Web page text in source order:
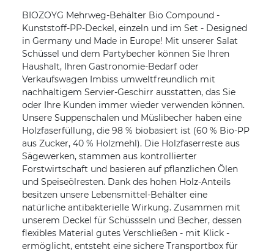
BIOZOYG Mehrweg-Behälter Bio Compound -
Kunststoff-PP-Deckel, einzeln und im Set - Designed
in Germany und Made in Europe! Mit unserer Salat
Schüssel und dem Partybecher können Sie Ihren
Haushalt, Ihren Gastronomie-Bedarf oder
Verkaufswagen Imbiss umweltfreundlich mit
nachhaltigem Servier-Geschirr ausstatten, das Sie
oder Ihre Kunden immer wieder verwenden können.
Unsere Suppenschalen und Müslibecher haben eine
Holzfaserfüllung, die 98 % biobasiert ist (60 % Bio-PP
aus Zucker, 40 % Holzmehl). Die Holzfaserreste aus
Sägewerken, stammen aus kontrollierter
Forstwirtschaft und basieren auf pflanzlichen Ölen
und Speiseölresten. Dank des hohen Holz-Anteils
besitzen unsere Lebensmittel-Behälter eine
natürliche antibakterielle Wirkung. Zusammen mit
unserem Deckel für Schüssseln und Becher, dessen
flexibles Material gutes Verschließen - mit Klick -
ermöglicht, entsteht eine sichere Transportbox für